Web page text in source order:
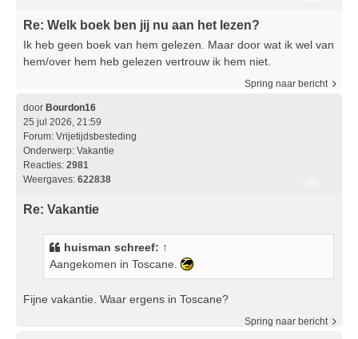
Re: Welk boek ben jij nu aan het lezen?
Ik heb geen boek van hem gelezen. Maar door wat ik wel van
hem/over hem heb gelezen vertrouw ik hem niet.
Spring naar bericht
door Bourdon16
25 jul 2026, 21:59
Forum: Vrijetijdsbesteding
Onderwerp: Vakantie
Reacties: 2981
Weergaves: 622838
Re: Vakantie
huisman schreef: ↑
Aangekomen in Toscane.
Fijne vakantie. Waar ergens in Toscane?
Spring naar bericht